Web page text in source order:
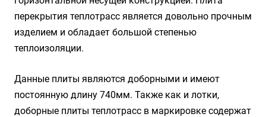
перекрытия теплотрасс является довольно прочным
изделием и обладает большой степенью
теплоизоляции.
Данные плиты являются доборными и имеют
постоянную длину 740мм. Также как и лотки,
доборные плиты теплотрасс в маркировке содержат